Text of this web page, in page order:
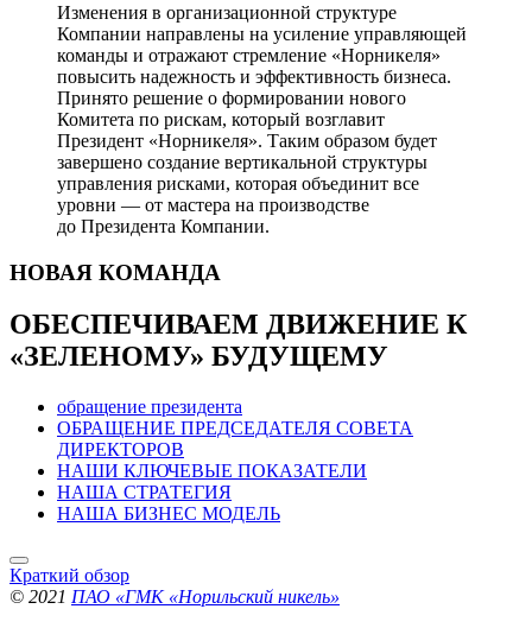
Изменения в организационной структуре
Компании направлены на усиление управляющей
команды и отражают стремление «Норникеля»
повысить надежность и эффективность бизнеса.
Принято решение о формировании нового
Комитета по рискам, который возглавит
Президент «Норникеля». Таким образом будет
завершено создание вертикальной структуры
управления рисками, которая объединит все
уровни — от мастера на производстве
до Президента Компании.
НОВАЯ КОМАНДА
ОБЕСПЕЧИВАЕМ ДВИЖЕНИЕ К
«ЗЕЛЕНОМУ» БУДУЩЕМУ
обращение президента
ОБРАЩЕНИЕ ПРЕДСЕДАТЕЛЯ СОВЕТА
ДИРЕКТОРОВ
НАШИ КЛЮЧЕВЫЕ ПОКАЗАТЕЛИ
НАША СТРАТЕГИЯ
НАША БИЗНЕС МОДЕЛЬ
Краткий обзор
© 2021 ПАО «ГМК «Норильский никель»